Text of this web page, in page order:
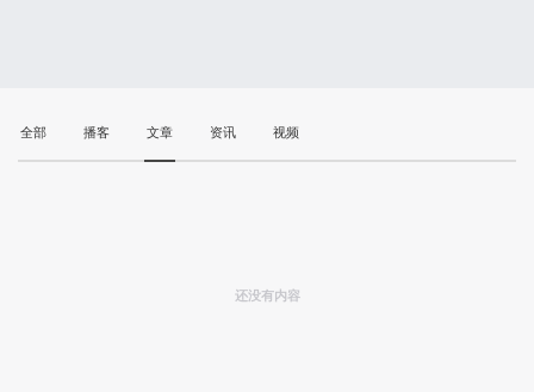
全部 播客 文章 资讯 视频
还没有内容